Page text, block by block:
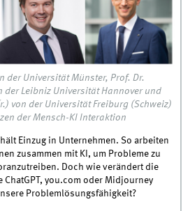
der Universität Münster, Prof. Dr.
der Leibniz Universität Hannover und
von der Universität Freiburg (Schweiz)
der Mensch-KI Interaktion
Einzug in Unternehmen. So arbeiten
zusammen mit KI, um Probleme zu
Doch wie verändert die
ChatGPT, you.com oder Midjourney
Problemlösungsfähigkeit?